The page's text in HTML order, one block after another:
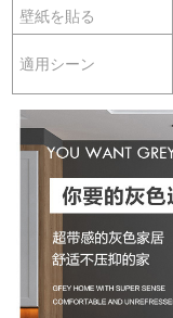
壁紙を貼る
適用シーン